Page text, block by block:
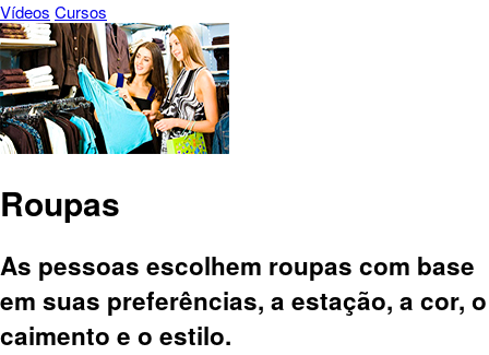
Vídeos Cursos
Roupas
As pessoas escolhem roupas com base
em suas preferências, a estação, a cor, o
caimento e o estilo.